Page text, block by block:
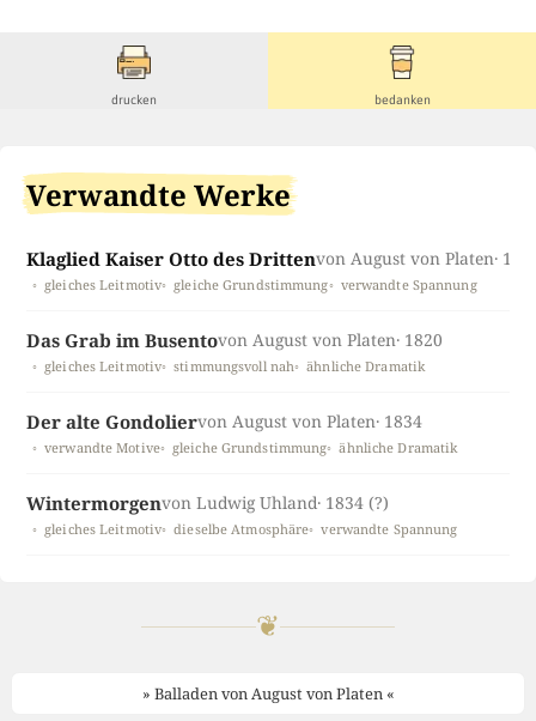
drucken bedanken
Verwandte Werke
Klaglied Kaiser Otto des Drittenvon August von Platen·
gleiches Leitmotiv gleiche Grundstimmung verwandte Spannung
Das Grab im Busentovon August von Platen· 1820
gleiches Leitmotiv stimmungsvoll nah ähnliche Dramatik
Der alte Gondoliervon August von Platen· 1834
verwandte Motive gleiche Grundstimmung ähnliche Dramatik
Wintermorgenvon Ludwig Uhland· 1834 (?)
gleiches Leitmotiv dieselbe Atmosphäre verwandte Spannung
❦
» Balladen von August von Platen «